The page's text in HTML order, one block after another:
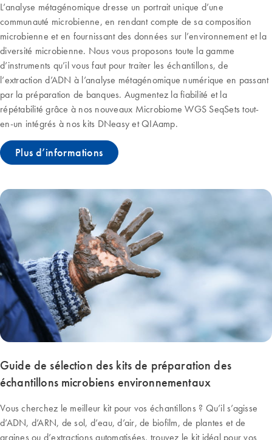
L’analyse métagénomique dresse un portrait unique d’une
communauté microbienne, en rendant compte de sa composition
microbienne et en fournissant des données sur l’environnement et la
diversité microbienne. Nous vous proposons toute la gamme
d’instruments qu’il vous faut pour traiter les échantillons, de
l’extraction d’ADN à l’analyse métagénomique numérique en passant
par la préparation de banques. Augmentez la fiabilité et la
répétabilité grâce à nos nouveaux Microbiome WGS SeqSets tout-
en-un intégrés à nos kits DNeasy et QIAamp.
Plus d’informations
Guide de sélection des kits de préparation des
échantillons microbiens environnementaux
Vous cherchez le meilleur kit pour vos échantillons ? Qu’il s’agisse
d’ADN, d’ARN, de sol, d’eau, d’air, de biofilm, de plantes et de
graines ou d’extractions automatisées, trouvez le kit idéal pour vos